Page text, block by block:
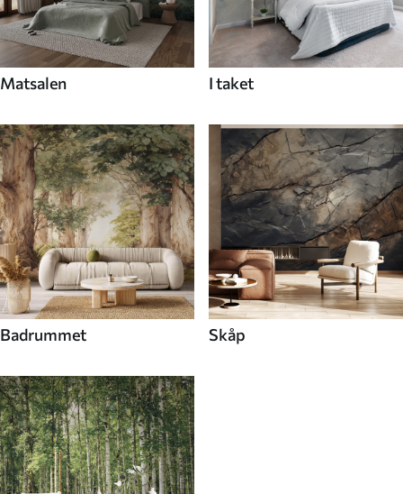
Matsalen I taket
Badrummet Skåp